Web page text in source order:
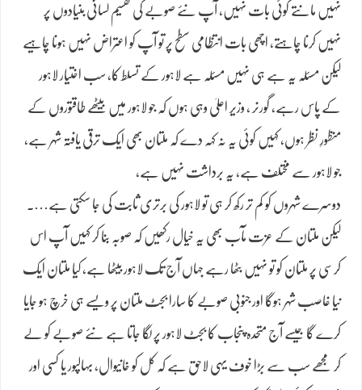
نہیں مانتے کوئی بات نہیں، آپ نئے صوبے کی تقسیم لسانی بنیادوں پر
نہیں کرنا چاہتے، اچھی بات انتظامی سطح پر تو آپ کو اعتراض نہیں ہونا چاہیے
لیکن مسئلہ یہ ہے ہی نہیں مسئلہ ہے لاہور کے تسلط کا، سب اختیار لاہور
کے پاس رہے، گورنر ، وزیر اعلیٰ وہی ہوں کہ جو لاہور میں بیٹھے طاقتوروں کے
منظورِ نظر ہوں، کہیں کوئی یہ نہ کہہ دے کہ ملتان بھی ایک ترقی یافتہ شہر ہے،
جو لاہور سے مختلف ہے، یہ برداشت نہیں ہے،
دوسرے شہروں کو کم تر رکھ کر ہی تو لاہور کی برتری ثابت کی جا سکتی ہے….
لیکن ملتان کے عزت مآب بھی یہ خیال رکھیں کہ صوبہ بنا کر کہیں آپ اس
کرسی پر ملتان کو تو نہیں بٹھا رہے جہاں آج تک لاہور بیٹھا ہے، کیا ملتان ایک
نیا غاصب شہر ہوگا اور جنوبی صوبے کا سارا بجٹ ملتان پر ویسے ہی خرچ ہو جایا
کرے گا جیسے آج متحدہ پنجاب کا بجٹ لاہور پر لگا جاتا ہے نئے صوبے کو لے
کر مجھے سب سے بڑا خوف یہی لاحق ہے کہ کل کو خانیوال، بہالپور یا کسی اور